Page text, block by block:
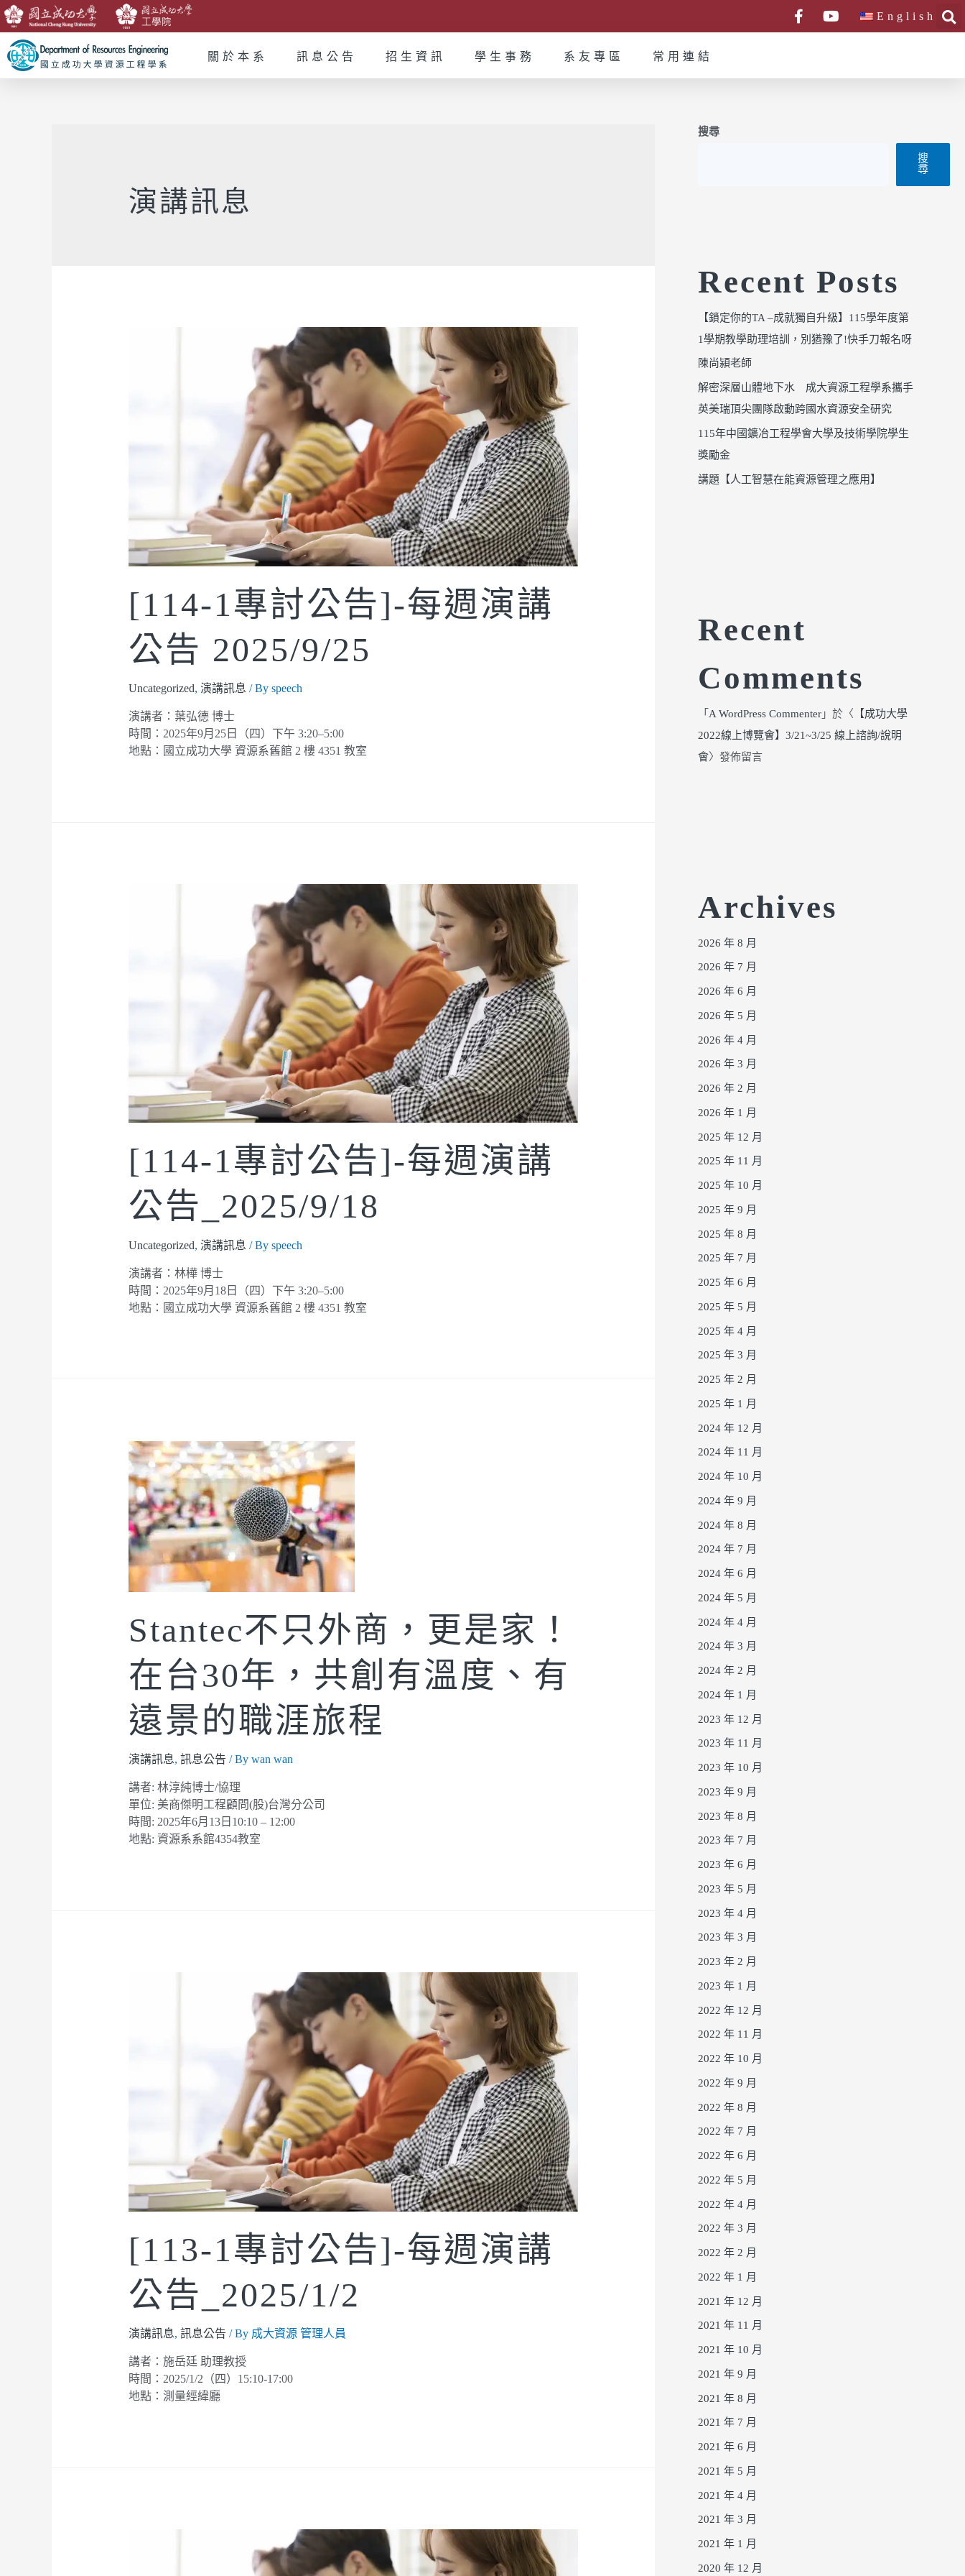
English
關於本系 訊息公告 招生資訊 學生事務 系友專區 常用連結
演講訊息
[114-1專討公告]-每週演講
公告 2025/9/25
Uncategorized, 演講訊息 / By speech
演講者：葉弘德 博士
時間：2025年9月25日（四）下午 3:20–5:00
地點：國立成功大學 資源系舊館 2 樓 4351 教室
[114-1專討公告]-每週演講
公告_2025/9/18
Uncategorized, 演講訊息 / By speech
演講者：林樺 博士
時間：2025年9月18日（四）下午 3:20–5:00
地點：國立成功大學 資源系舊館 2 樓 4351 教室
Stantec不只外商，更是家！
在台30年，共創有溫度、有
遠景的職涯旅程
演講訊息, 訊息公告 / By wan wan
講者: 林淳純博士/協理
單位: 美商傑明工程顧問(股)台灣分公司
時間: 2025年6月13日10:10 – 12:00
地點: 資源系系館4354教室
[113-1專討公告]-每週演講
公告_2025/1/2
演講訊息, 訊息公告 / By 成大資源 管理人員
講者：施岳廷 助理教授
時間：2025/1/2（四）15:10-17:00
地點：測量經緯廳
搜尋
搜
尋
Recent Posts
【鎖定你的TA –成就獨自升級】115學年度第
1學期教學助理培訓，別猶豫了!快手刀報名呀
陳尚潁老師
解密深層山體地下水 成大資源工程學系攜手
英美瑞頂尖團隊啟動跨國水資源安全研究
115年中國鑛冶工程學會大學及技術學院學生
獎勵金
講題【人工智慧在能資源管理之應用】
Recent
Comments
「 A WordPress Commenter 」於〈 【成功大學
2022線上博覽會】3/21~3/25 線上諮詢/說明
會〉發佈留言
Archives
2026 年 8 月
2026 年 7 月
2026 年 6 月
2026 年 5 月
2026 年 4 月
2026 年 3 月
2026 年 2 月
2026 年 1 月
2025 年 12 月
2025 年 11 月
2025 年 10 月
2025 年 9 月
2025 年 8 月
2025 年 7 月
2025 年 6 月
2025 年 5 月
2025 年 4 月
2025 年 3 月
2025 年 2 月
2025 年 1 月
2024 年 12 月
2024 年 11 月
2024 年 10 月
2024 年 9 月
2024 年 8 月
2024 年 7 月
2024 年 6 月
2024 年 5 月
2024 年 4 月
2024 年 3 月
2024 年 2 月
2024 年 1 月
2023 年 12 月
2023 年 11 月
2023 年 10 月
2023 年 9 月
2023 年 8 月
2023 年 7 月
2023 年 6 月
2023 年 5 月
2023 年 4 月
2023 年 3 月
2023 年 2 月
2023 年 1 月
2022 年 12 月
2022 年 11 月
2022 年 10 月
2022 年 9 月
2022 年 8 月
2022 年 7 月
2022 年 6 月
2022 年 5 月
2022 年 4 月
2022 年 3 月
2022 年 2 月
2022 年 1 月
2021 年 12 月
2021 年 11 月
2021 年 10 月
2021 年 9 月
2021 年 8 月
2021 年 7 月
2021 年 6 月
2021 年 5 月
2021 年 4 月
2021 年 3 月
2021 年 1 月
2020 年 12 月